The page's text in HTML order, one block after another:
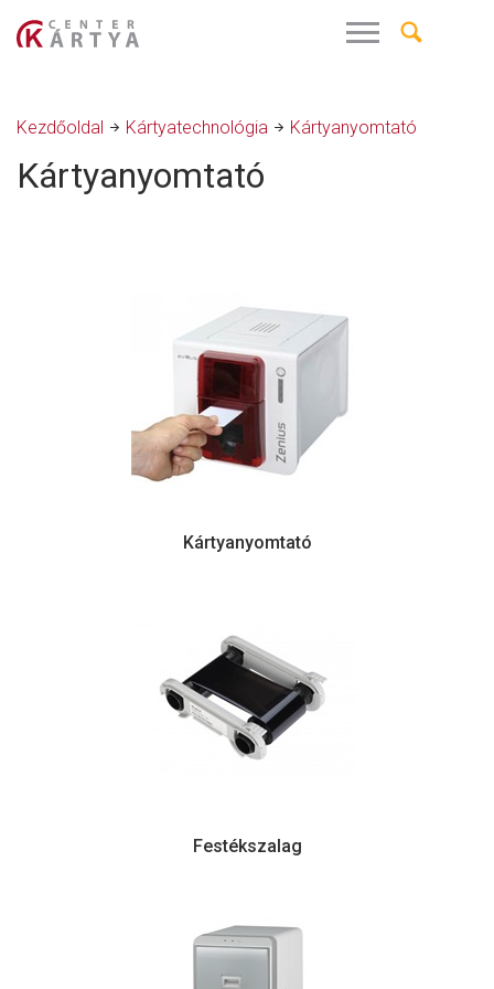
Kezdőoldal Kártyatechnológia Kártyanyomtató
Kártyanyomtató
Kártyanyomtató
Festékszalag